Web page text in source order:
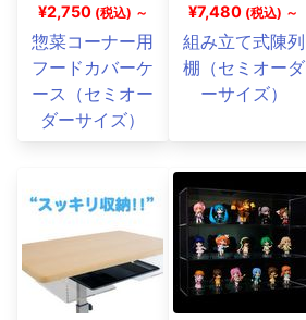
¥2,750 (税込) ～
惣菜コーナー用
フードカバーケ
ース（セミオー
ダーサイズ）
¥7,480 (税込) ～
組み立て式陳列
棚（セミオーダ
ーサイズ）